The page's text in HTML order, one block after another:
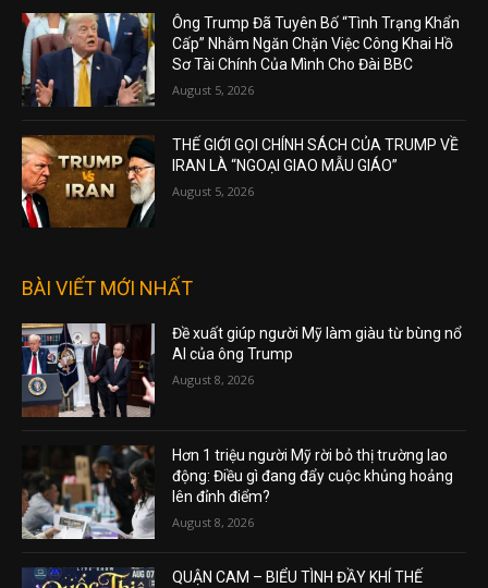
Ông Trump Đã Tuyên Bố “Tình Trạng Khẩn
Cấp” Nhằm Ngăn Chặn Việc Công Khai Hồ
Sơ Tài Chính Của Mình Cho Đài BBC
August 5, 2026
THẾ GIỚI GỌI CHÍNH SÁCH CỦA TRUMP VỀ
IRAN LÀ “NGOẠI GIAO MẪU GIÁO”
August 5, 2026
BÀI VIẾT MỚI NHẤT
Đề xuất giúp người Mỹ làm giàu từ bùng nổ
AI của ông Trump
August 8, 2026
Hơn 1 triệu người Mỹ rời bỏ thị trường lao
động: Điều gì đang đẩy cuộc khủng hoảng
lên đỉnh điểm?
August 8, 2026
QUẬN CAM – BIỂU TÌNH ĐẦY KHÍ THẾ